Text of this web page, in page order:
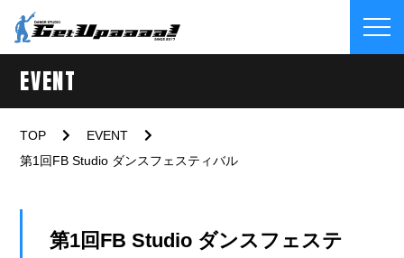
EVENT
TOP
EVENT
第1回FB Studio ダンスフェスティバル
第1回FB Studio ダンスフェステ